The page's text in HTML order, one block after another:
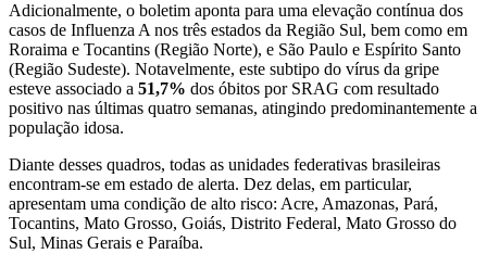
Adicionalmente, o boletim aponta para uma elevação contínua dos
casos de Influenza A nos três estados da Região Sul, bem como em
Roraima e Tocantins (Região Norte), e São Paulo e Espírito Santo
(Região Sudeste). Notavelmente, este subtipo do vírus da gripe
esteve associado a 51,7% dos óbitos por SRAG com resultado
positivo nas últimas quatro semanas, atingindo predominantemente a
população idosa.
Diante desses quadros, todas as unidades federativas brasileiras
encontram-se em estado de alerta. Dez delas, em particular,
apresentam uma condição de alto risco: Acre, Amazonas, Pará,
Tocantins, Mato Grosso, Goiás, Distrito Federal, Mato Grosso do
Sul, Minas Gerais e Paraíba.